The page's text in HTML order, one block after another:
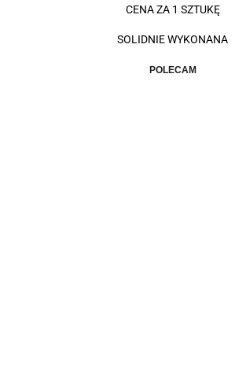
CENA ZA 1 SZTUKĘ
SOLIDNIE WYKONANA
POLECAM